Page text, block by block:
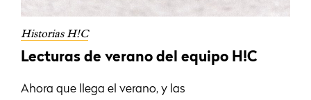
Historias H!C
Lecturas de verano del equipo H!C
Ahora que llega el verano, y las